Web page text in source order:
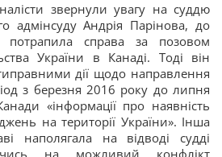
звернули увагу на суддю
адмінсуду Андрія Парінова, до
справа за позовом
України в Канаді. Тоді він
дії щодо направлення
з березня 2016 року до липня
«інформації про наявність
на території України». Інша
наполягала на відводі судді
на можливий конфлікт